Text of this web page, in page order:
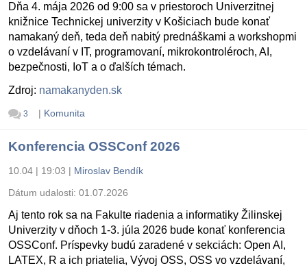
Dňa 4. mája 2026 od 9:00 sa v priestoroch Univerzitnej
knižnice Technickej univerzity v Košiciach bude konať
namakaný deň, teda deň nabitý prednáškami a workshopmi
o vzdelávaní v IT, programovaní, mikrokontroléroch, AI,
bezpečnosti, IoT a o ďalších témach.
Zdroj: namakanyden.sk
3 | Komunita
Konferencia OSSConf 2026
10.04 | 19:03 | Miroslav Bendík
Dátum udalosti: 01.07.2026
Aj tento rok sa na Fakulte riadenia a informatiky Žilinskej
Univerzity v dňoch 1-3. júla 2026 bude konať konferencia
OSSConf. Príspevky budú zaradené v sekciách: Open AI,
LATEX, R a ich priatelia, Vývoj OSS, OSS vo vzdelávaní,